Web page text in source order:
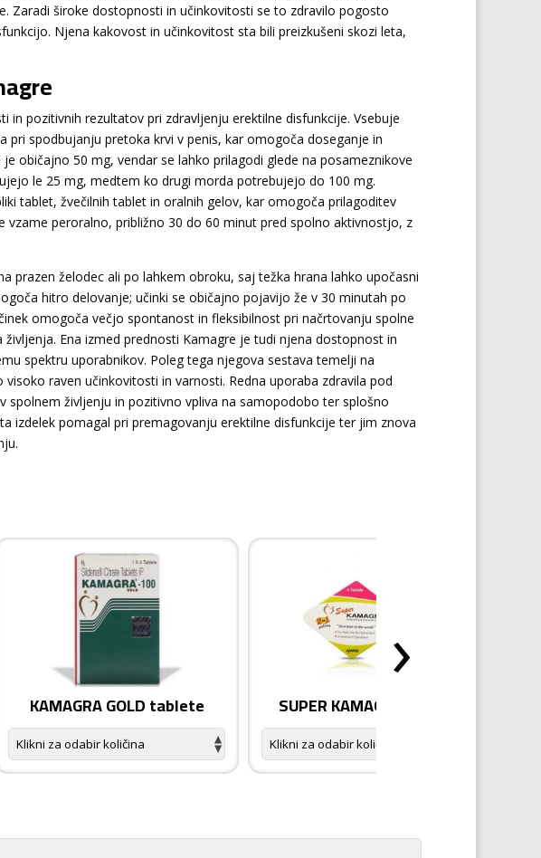
Zaradi široke dostopnosti in učinkovitosti se to zdravilo pogosto
Njena kakovost in učinkovitost sta bili preizkušeni skozi leta,
in pozitivnih rezultatov pri zdravljenju erektilne disfunkcije. Vsebuje
pri spodbujanju pretoka krvi v penis, kar omogoča doseganje in
običajno 50 mg, vendar se lahko prilagodi glede na posameznikove
le 25 mg, medtem ko drugi morda potrebujejo do 100 mg.
tablet, žvečilnih tablet in oralnih gelov, kar omogoča prilagoditev
vzame peroralno, približno 30 do 60 minut pred spolno aktivnostjo, z
prazen želodec ali po lahkem obroku, saj težka hrana lahko upočasni
hitro delovanje; učinki se običajno pojavijo že v 30 minutah po
omogoča večjo spontanost in fleksibilnost pri načrtovanju spolne
Ena izmed prednosti Kamagre je tudi njena dostopnost in
spektru uporabnikov. Poleg tega njegova sestava temelji na
raven učinkovitosti in varnosti. Redna uporaba zdravila pod
spolnem življenju in pozitivno vpliva na samopodobo ter splošno
izdelek pomagal pri premagovanju erektilne disfunkcije ter jim znova
KAMAGRA GOLD tablete SUPER KAMAGRA tablete
›